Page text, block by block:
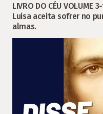
LIVRO DO CÉU
Luisa aceita sofrer no
almas.